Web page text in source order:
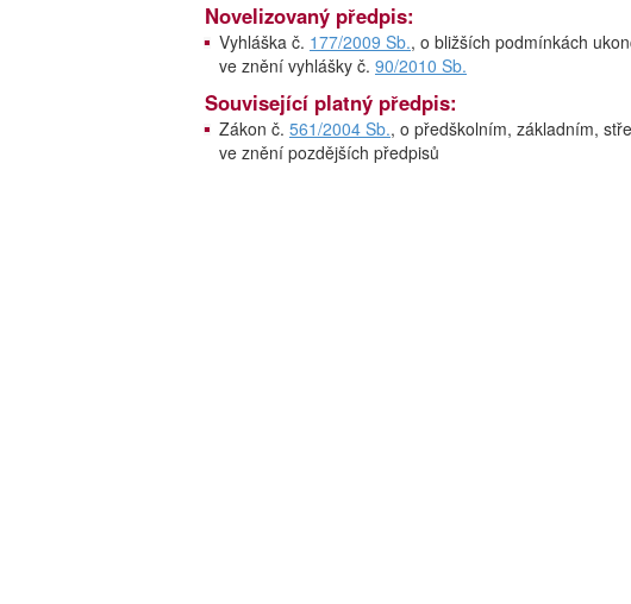
Novelizovaný předpis:
Vyhláška č. 177/2009 Sb., o bližších podmínkách
ve znění vyhlášky č. 90/2010 Sb.
Související platný předpis:
Zákon č. 561/2004 Sb., o předškolním, základním,
ve znění pozdějších předpisů